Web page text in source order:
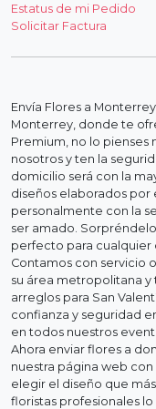
Estatus de mi Pedido
Solicitar Factura
Envía Flores a
Monterrey, donde te
Premium, no lo pienses
nosotros y ten la
domicilio será con la
diseños elaborados
personalmente con la
ser amado.
perfecto para cualquier
Contamos con servicio
su área metropolitana
arreglos para San
confianza y seguridad
en todos nuestros
Ahora enviar flores a
nuestra página web
elegir el diseño que
floristas profesionales